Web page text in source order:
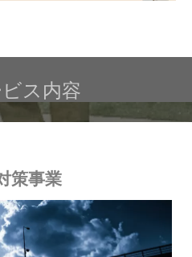
ス内容
策事業